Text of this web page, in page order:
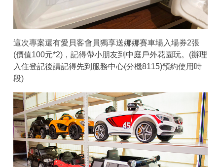
這次專案還有愛貝客會員獨享送娜娜賽車場入場券2張
(價值100元*2)，記得帶小朋友到中庭戶外花園玩。(辦理
入住登記後請記得先到服務中心(分機8115)預約使用時
段)